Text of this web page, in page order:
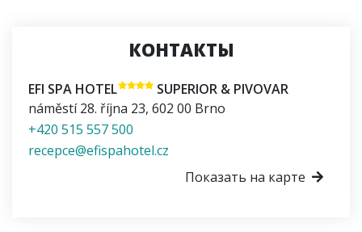
КОНТАКТЫ
EFI SPA HOTEL
SUPERIOR & PIVOVAR
náměstí 28. října 23, 602 00 Brno
+420 515 557 500
recepce@efispahotel.cz
Показать на карте